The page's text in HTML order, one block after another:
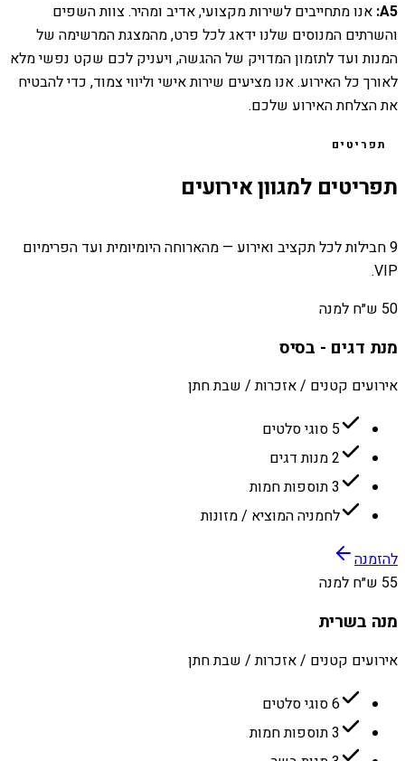
A5: אנו מתחייבים לשירות מקצועי, אדיב ומהיר. צוות השפים
והשרתים המנוסים שלנו ידאג לכל פרט, מהמצגת המרשימה של
המנות ועד לתזמון המדויק של ההגשה, ויעניק לכם שקט נפשי מלא
לאורך כל האירוע. אנו מציעים שירות אישי וליווי צמוד, כדי להבטיח
את הצלחת האירוע שלכם.
תפריטים
תפריטים למגוון אירועים
9 חבילות לכל תקציב ואירוע — מהארוחה היומיומית ועד הפרימיום
VIP.
50 ש״ח למנה
מנת דגים - בסיס
אירועים קטנים / אזכרות / שבת חתן
5 סוגי סלטים
2 מנות דגים
3 תוספות חמות
לחמניה המוציא / מזונות
להזמנה
55 ש״ח למנה
מנה בשרית
אירועים קטנים / אזכרות / שבת חתן
6 סוגי סלטים
3 תוספות חמות